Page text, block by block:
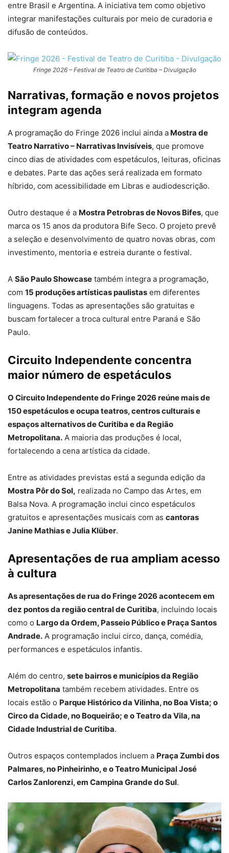
entre Brasil e Argentina. A iniciativa tem como objetivo
integrar manifestações culturais por meio de curadoria e
difusão de conteúdos.
Fringe 2026 – Festival de Teatro de Curitiba – Divulgação
Narrativas, formação e novos projetos
integram agenda
A programação do Fringe 2026 inclui ainda a Mostra de
Teatro Narrativo – Narrativas Invisíveis, que promove
cinco dias de atividades com espetáculos, leituras, oficinas
e debates. Parte das ações será realizada em formato
híbrido, com acessibilidade em Libras e audiodescrição.
Outro destaque é a Mostra Petrobras de Novos Bifes, que
marca os 15 anos da produtora Bife Seco. O projeto prevê
a seleção e desenvolvimento de quatro novas obras, com
investimento, mentoria e estreia durante o festival.
A São Paulo Showcase também integra a programação,
com 15 produções artísticas paulistas em diferentes
linguagens. Todas as apresentações são gratuitas e
buscam fortalecer a troca cultural entre Paraná e São
Paulo.
Circuito Independente concentra
maior número de espetáculos
O Circuito Independente do Fringe 2026 reúne mais de
150 espetáculos e ocupa teatros, centros culturais e
espaços alternativos de Curitiba e da Região
Metropolitana. A maioria das produções é local,
fortalecendo a cena artística da cidade.
Entre as atividades previstas está a segunda edição da
Mostra Pôr do Sol, realizada no Campo das Artes, em
Balsa Nova. A programação inclui cinco espetáculos
gratuitos e apresentações musicais com as cantoras
Janine Mathias e Julia Klüber.
Apresentações de rua ampliam acesso
à cultura
As apresentações de rua do Fringe 2026 acontecem em
dez pontos da região central de Curitiba, incluindo locais
como o Largo da Ordem, Passeio Público e Praça Santos
Andrade. A programação inclui circo, dança, comédia,
performances e espetáculos infantis.
Além do centro, sete bairros e municípios da Região
Metropolitana também recebem atividades. Entre os
locais estão o Parque Histórico da Vilinha, no Boa Vista; o
Circo da Cidade, no Boqueirão; e o Teatro da Vila, na
Cidade Industrial de Curitiba.
Outros espaços contemplados incluem a Praça Zumbi dos
Palmares, no Pinheirinho, e o Teatro Municipal José
Carlos Zanlorenzi, em Campina Grande do Sul.